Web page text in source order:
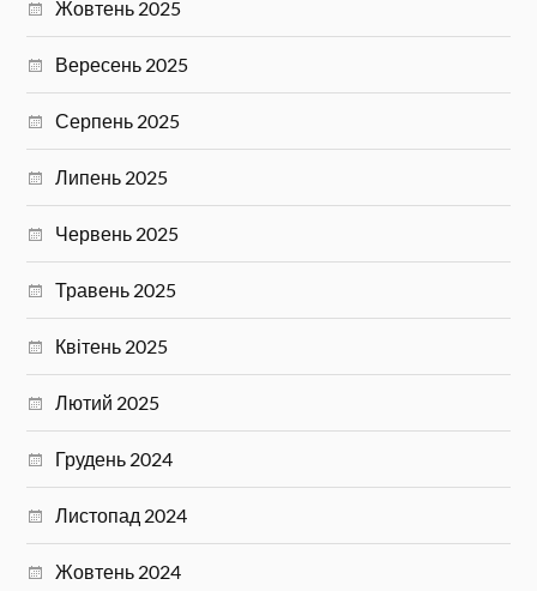
Жовтень 2025
Вересень 2025
Серпень 2025
Липень 2025
Червень 2025
Травень 2025
Квітень 2025
Лютий 2025
Грудень 2024
Листопад 2024
Жовтень 2024